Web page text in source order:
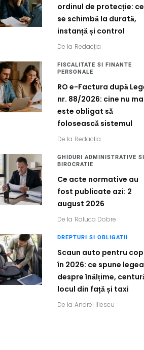
ordinul de protecție: ce
se schimbă la durată,
instanță și control
De la Redacția
FISCALITATE SI FINANTE
PERSONALE
RO e-Factura după
nr. 88/2026: cine nu
este obligat să
folosească sistemul
De la Redacția
GHIDURI ADMINISTRATIVE SI
BIROCRATIE
Ce acte normative au
fost publicate azi: 2
august 2026
De la Raluca Dobre
DREPTURI SI OBLIGATII
Scaun auto pentru
în 2026: ce spune legea
despre înălțime,
locul din față și taxi
De la Andrei Iliescu